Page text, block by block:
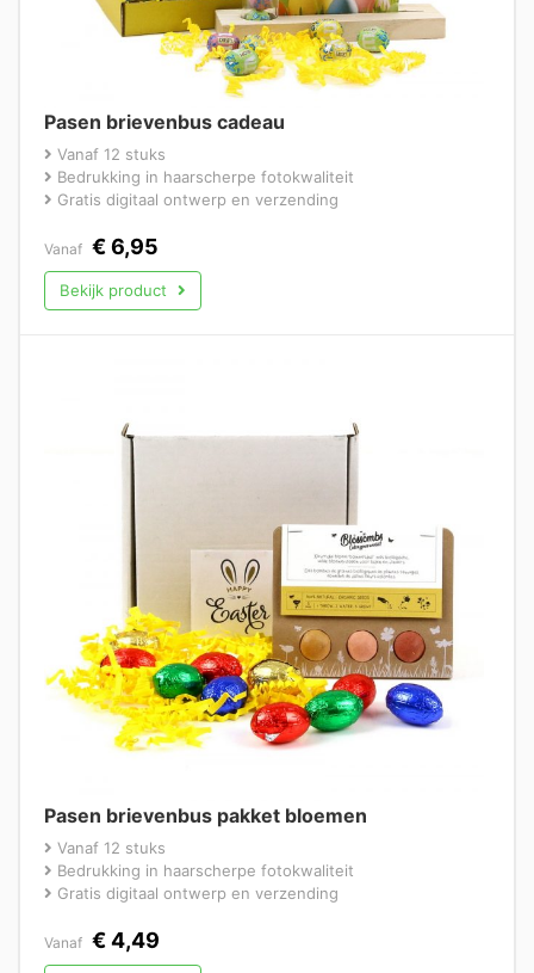
Pasen brievenbus cadeau
Vanaf 12 stuks
Bedrukking in haarscherpe fotokwaliteit
Gratis digitaal ontwerp en verzending
Vanaf €6,95
Bekijk product
Pasen brievenbus pakket bloemen
Vanaf 12 stuks
Bedrukking in haarscherpe fotokwaliteit
Gratis digitaal ontwerp en verzending
Vanaf €4,49